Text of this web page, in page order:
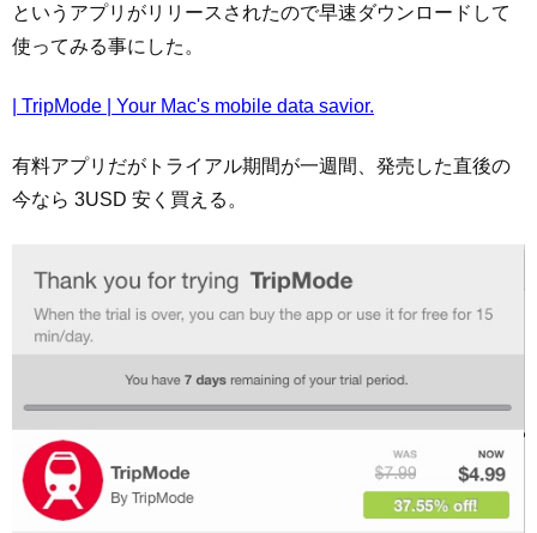
というアプリがリリースされたので早速ダウンロードして
使ってみる事にした。
| TripMode | Your Mac's mobile data savior.
有料アプリだがトライアル期間が一週間、発売した直後の
今なら 3USD 安く買える。